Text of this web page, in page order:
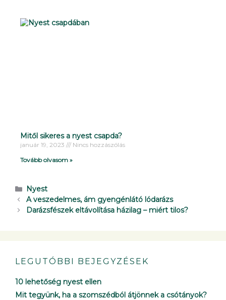
Mitől sikeres a nyest csapda?
január 19, 2023
Nincs hozzászólás
Tovább olvasom »
Nyest
A veszedelmes, ám gyengénlátó lódarázs
Darázsfészek eltávolítása házilag – miért tilos?
LEGUTÓBBI BEJEGYZÉSEK
10 lehetőség nyest ellen
Mit tegyünk, ha a szomszédból átjönnek a csótányok?